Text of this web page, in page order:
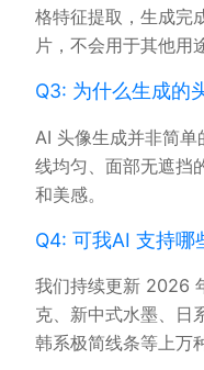
格特征提取，生成完
片，不会用于其他用
Q3: 为什么生成的
AI 头像生成并非简
线均匀、面部无遮挡
和美感。
Q4: 可我AI 支持哪
我们持续更新 2026
克、新中式水墨、日
韩系极简线条等上万